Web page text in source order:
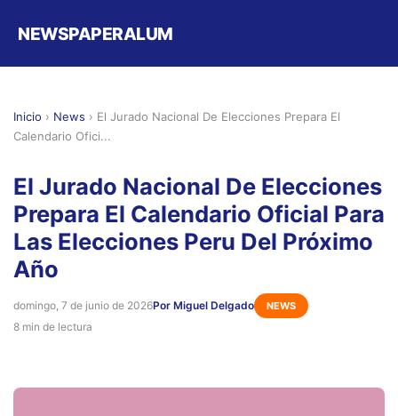
NEWSPAPERALUM
Inicio › News › El Jurado Nacional De Elecciones Prepara El
Calendario Ofici...
El Jurado Nacional De Elecciones
Prepara El Calendario Oficial Para
Las Elecciones Peru Del Próximo
Año
domingo, 7 de junio de 2026Por Miguel Delgado NEWS
8 min de lectura